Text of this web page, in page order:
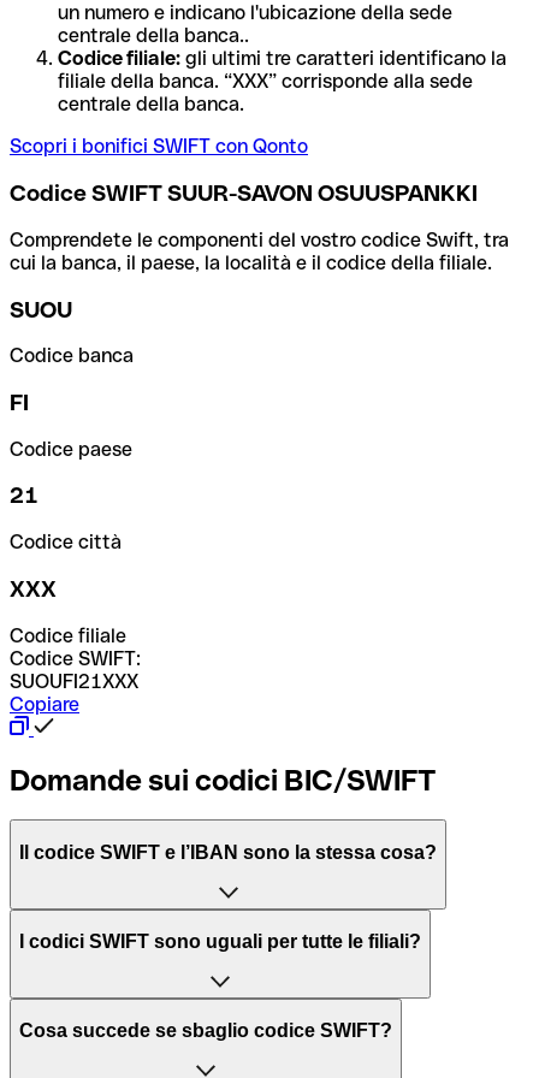
un numero e indicano l'ubicazione della sede
centrale della banca..
Codice filiale: gli ultimi tre caratteri identificano la
filiale della banca. “XXX” corrisponde alla sede
centrale della banca.
Scopri i bonifici SWIFT con Qonto
Codice SWIFT SUUR-SAVON OSUUSPANKKI
Comprendete le componenti del vostro codice Swift, tra
cui la banca, il paese, la località e il codice della filiale.
SUOU
Codice banca
FI
Codice paese
21
Codice città
XXX
Codice filiale
Codice SWIFT:
SUOUFI21XXX
Copiare
Domande sui codici BIC/SWIFT
Il codice SWIFT e l’IBAN sono la stessa cosa?
L'acronimo SWIFT sta per “Society for Worldwide
per l’elaborazione dei pagamenti tra diversi Paesi.
Il BIC, invece, sta per “Bank Identifier Code” ed è una
I codici SWIFT sono uguali per tutte le filiali?
Dipende dalle banche. In alcuni casi le banche utilizzano
Cosa succede se sbaglio codice SWIFT?